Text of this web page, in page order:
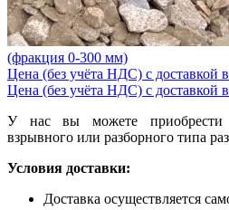
(фракция 0-300 мм)
Цена (без учёта НДС) с доставкой
Цена (без учёта НДС) с доставкой
У нас вы можете приобрести
взрывного или разборного типа
Условия доставки:
Доставка осуществляется